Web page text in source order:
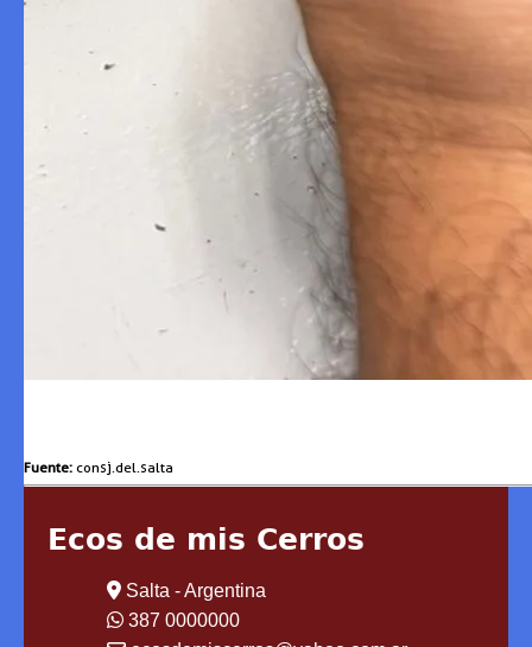
Fuente: consj.del.salta
Ecos de mis Cerros
Salta - Argentina
387 0000000